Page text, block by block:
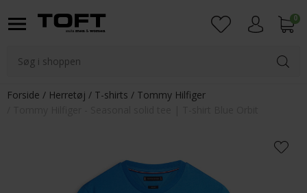
0
Forside Herretøj T-shirts
Tommy Hilfiger